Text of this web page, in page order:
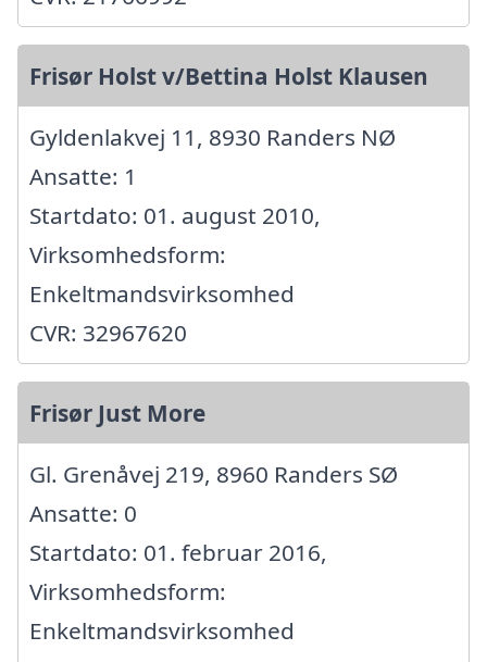
Frisør Holst v/Bettina Holst Klausen
Gyldenlakvej 11, 8930 Randers NØ
Ansatte: 1
Startdato: 01. august 2010,
Virksomhedsform:
Enkeltmandsvirksomhed
CVR: 32967620
Frisør Just More
Gl. Grenåvej 219, 8960 Randers SØ
Ansatte: 0
Startdato: 01. februar 2016,
Virksomhedsform:
Enkeltmandsvirksomhed